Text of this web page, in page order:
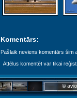
Komentārs:
Pašlaik neviens komentārs šim
Attēlus komentēt var tikai
©